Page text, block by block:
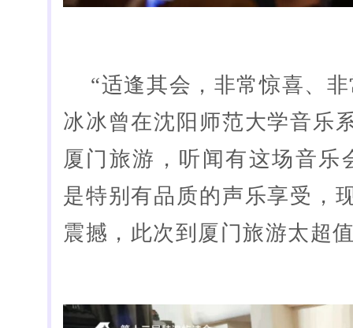
“适逢其会，非常惊喜、
冰冰曾在沈阳师范大学音乐
厦门旅游，听闻有这场音乐
是特别有品质的声乐享受，
震撼，此次到厦门旅游太超